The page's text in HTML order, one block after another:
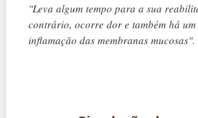
"Leva algum tempo para a sua
contrário, ocorre dor e também há
inflamação das membranas mucosas".